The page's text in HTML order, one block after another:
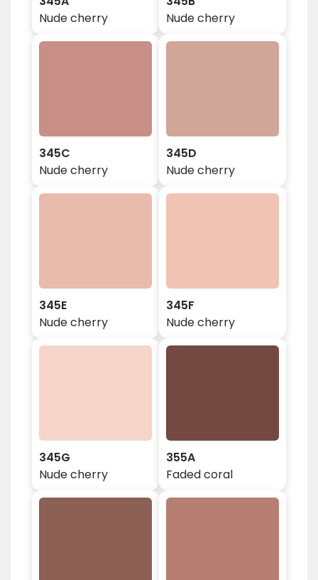
Nude cherry
Nude cherry
345C
Nude cherry
345D
Nude cherry
345E
Nude cherry
345F
Nude cherry
345G
Nude cherry
355A
Faded coral